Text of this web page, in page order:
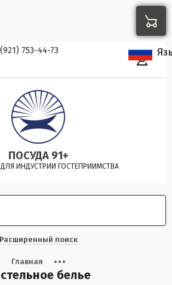
753-44-73
ПОСУДА 91+
ИНДУСТРИИ ГОСТЕПРИИМСТВА
Расширенный поиск
Главная
белье